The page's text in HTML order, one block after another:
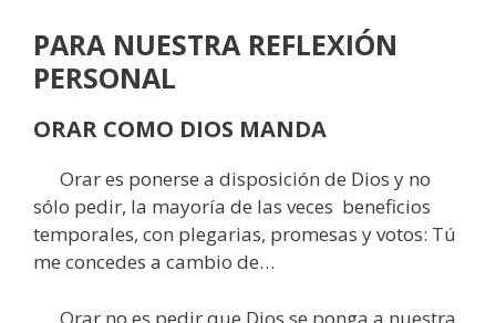
PARA NUESTRA REFLEXIÓN
PERSONAL
ORAR COMO DIOS MANDA
Orar es ponerse a disposición de Dios y no
sólo pedir, la mayoría de las veces beneficios
temporales, con plegarias, promesas y votos: Tú
me concedes a cambio de…
Orar no es pedir que Dios se ponga a nuestra